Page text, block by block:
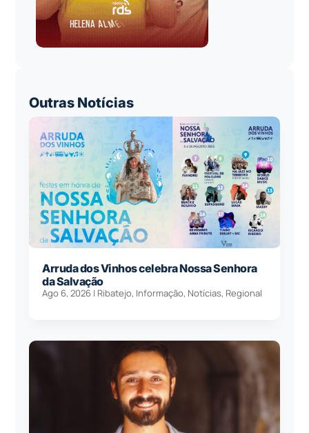
Outras Notícias
Arruda dos Vinhos celebra Nossa Senhora
da Salvação
Ago 6, 2026 | Ribatejo, Informação, Notícias, Regional